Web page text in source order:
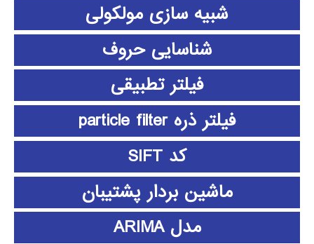
شبیه سازی مولکولی
شناسایی حروف
فیلتر تطبیقی
فیلتر ذره particle filter
کد SIFT
ماشین بردار پشتیبان
مدل ARIMA